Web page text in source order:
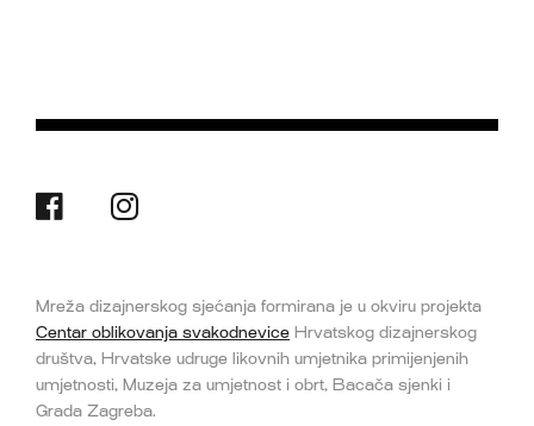
Mreža dizajnerskog sjećanja formirana je u okviru projekta
Centar oblikovanja svakodnevice Hrvatskog dizajnerskog
društva, Hrvatske udruge likovnih umjetnika primijenjenih
umjetnosti, Muzeja za umjetnost i obrt, Bacača sjenki i
Grada Zagreba.